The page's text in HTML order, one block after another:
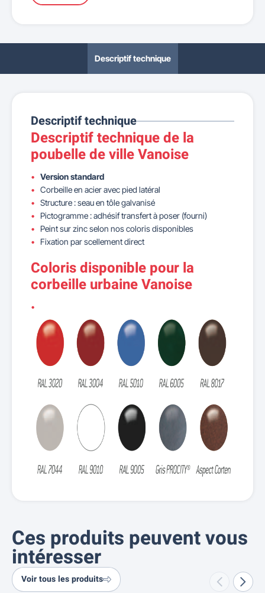
Descriptif technique
Descriptif technique
Descriptif technique de la
poubelle de ville Vanoise
Version standard
Corbeille en acier avec pied latéral
Structure : seau en tôle galvanisé
Pictogramme : adhésif transfert à poser (fourni)
Peint sur zinc selon nos coloris disponibles
Fixation par scellement direct
Coloris disponible pour la
corbeille urbaine Vanoise
Ces produits peuvent vous
intéresser
Voir tous les produits